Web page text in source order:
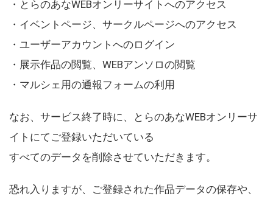
・とらのあなWEBオンリーサイトへのアクセス
・イベントページ、サークルページへのアクセス
・ユーザーアカウントへのログイン
・展示作品の閲覧、WEBアンソロの閲覧
・マルシェ用の通報フォームの利用
なお、サービス終了時に、とらのあなWEBオンリーサ
イトにてご登録いただいている
すべてのデータを削除させていただきます。
恐れ入りますが、ご登録された作品データの保存や、